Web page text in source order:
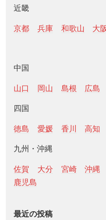
近畿
京都 兵庫 和歌山 大
中国
山口 岡山 島根 広島
四国
徳島 愛媛 香川 高知
九州・沖縄
佐賀 大分 宮崎 沖縄
鹿児島
最近の投稿